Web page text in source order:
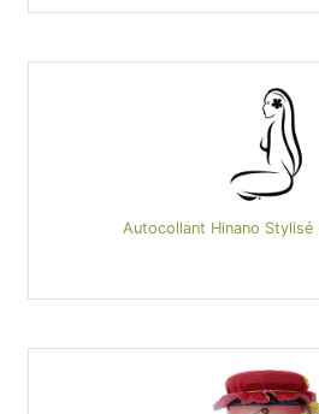
Autocollant Hinano